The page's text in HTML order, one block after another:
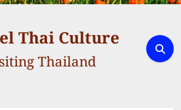
Thai Culture
Thailand